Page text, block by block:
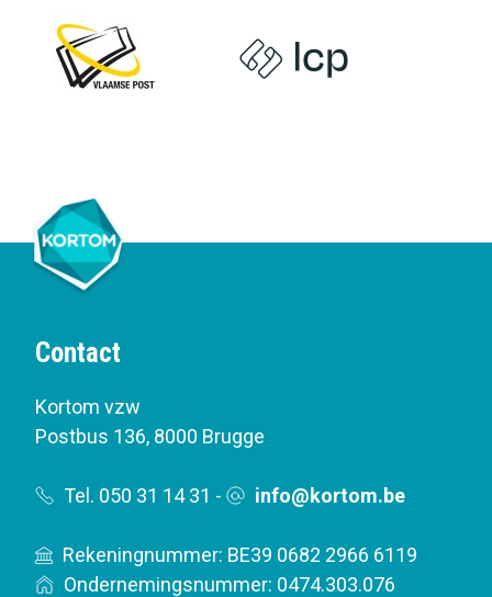
Contact
Kortom vzw
Postbus 136, 8000 Brugge
Tel. 050 31 14 31 - info@kortom.be
Rekeningnummer: BE39 0682 2966 6119
Ondernemingsnummer: 0474.303.076